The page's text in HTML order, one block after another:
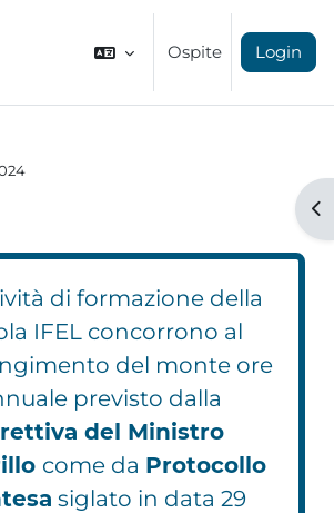
Ospite Login
di formazione della
IFEL concorrono al
del monte ore
previsto dalla
del Ministro
come da Protocollo
siglato in data 29